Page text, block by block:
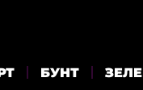
БУНТ